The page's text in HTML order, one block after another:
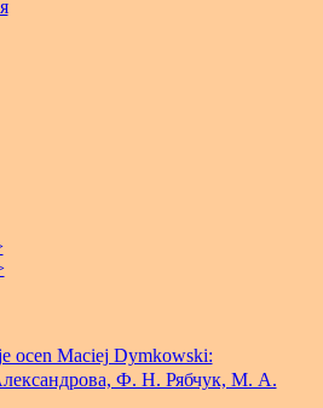
ocen Maciej Dymkowski:
Ф. Н. Рябчук, М. А.